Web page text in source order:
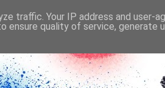
traffic. Your IP address and user-
ensure quality of service, generate